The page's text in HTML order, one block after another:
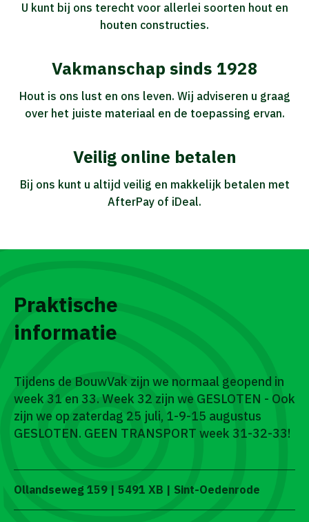
U kunt bij ons terecht voor allerlei soorten hout en
houten constructies.
Vakmanschap sinds 1928
Hout is ons lust en ons leven. Wij adviseren u graag
over het juiste materiaal en de toepassing ervan.
Veilig online betalen
Bij ons kunt u altijd veilig en makkelijk betalen met
AfterPay of iDeal.
Praktische
informatie
Tijdens de BouwVak zijn we normaal geopend in
week 31 en 33. Week 32 zijn we GESLOTEN - Ook
zijn we op zaterdag 25 juli, 1-9-15 augustus
GESLOTEN. GEEN TRANSPORT week 31-32-33!
Ollandseweg 159 | 5491 XB | Sint-Oedenrode